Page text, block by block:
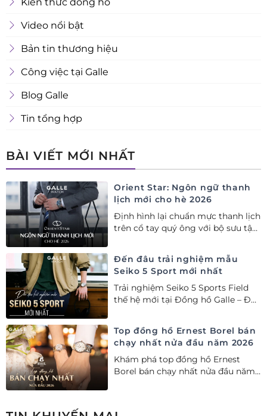
Video nổi bật
Bản tin thương hiệu
Công việc tại Galle
Blog Galle
Tin tổng hợp
BÀI VIẾT MỚI NHẤT
Orient Star: Ngôn ngữ thanh
lịch mới cho hè 2026
Định hình lại chuẩn mực thanh lịch
trên cổ tay quý ông với bộ sưu tập
Đến đâu trải nghiệm mẫu
Seiko 5 Sport mới nhất
Trải nghiệm Seiko 5 Sports Field
thế hệ mới tại Đồng hồ Galle – Đại
Top đồng hồ Ernest Borel bán
chạy nhất nửa đầu năm 2026
Khám phá top đồng hồ Ernest
Borel bán chạy nhất nửa đầu năm